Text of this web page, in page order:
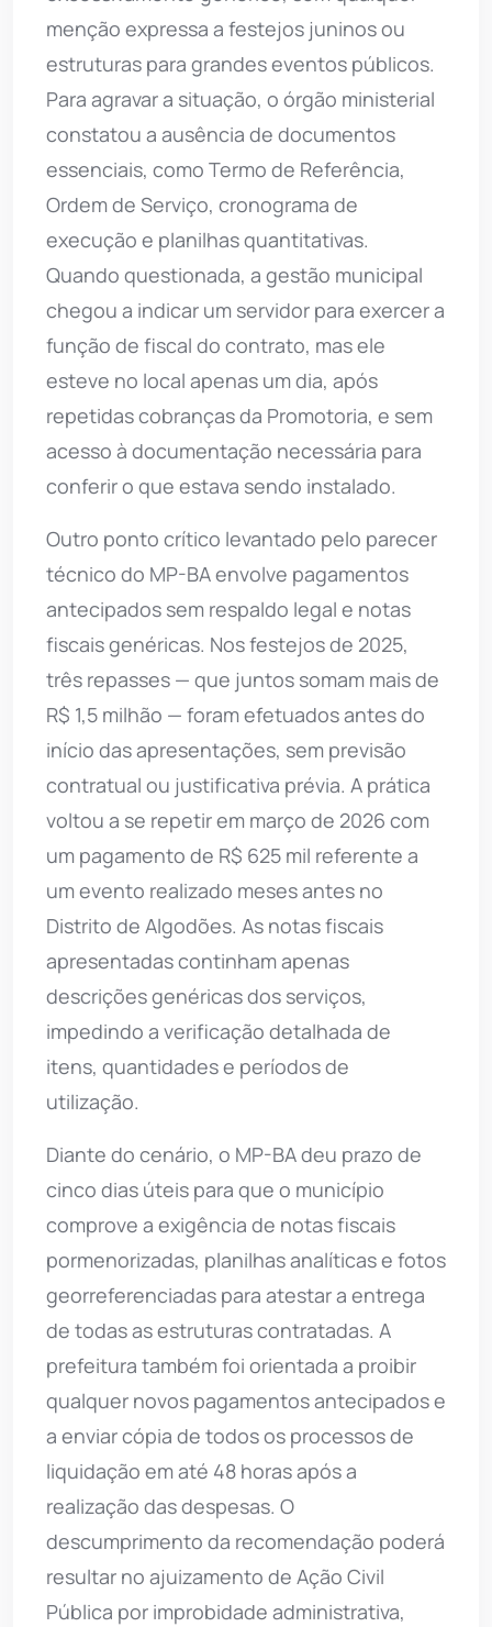
menção expressa a festejos juninos ou
estruturas para grandes eventos públicos.
Para agravar a situação, o órgão ministerial
constatou a ausência de documentos
essenciais, como Termo de Referência,
Ordem de Serviço, cronograma de
execução e planilhas quantitativas.
Quando questionada, a gestão municipal
chegou a indicar um servidor para exercer a
função de fiscal do contrato, mas ele
esteve no local apenas um dia, após
repetidas cobranças da Promotoria, e sem
acesso à documentação necessária para
conferir o que estava sendo instalado.
Outro ponto crítico levantado pelo parecer
técnico do MP-BA envolve pagamentos
antecipados sem respaldo legal e notas
fiscais genéricas. Nos festejos de 2025,
três repasses — que juntos somam mais de
R$ 1,5 milhão — foram efetuados antes do
início das apresentações, sem previsão
contratual ou justificativa prévia. A prática
voltou a se repetir em março de 2026 com
um pagamento de R$ 625 mil referente a
um evento realizado meses antes no
Distrito de Algodões. As notas fiscais
apresentadas continham apenas
descrições genéricas dos serviços,
impedindo a verificação detalhada de
itens, quantidades e períodos de
utilização.
Diante do cenário, o MP-BA deu prazo de
cinco dias úteis para que o município
comprove a exigência de notas fiscais
pormenorizadas, planilhas analíticas e fotos
georreferenciadas para atestar a entrega
de todas as estruturas contratadas. A
prefeitura também foi orientada a proibir
qualquer novos pagamentos antecipados e
a enviar cópia de todos os processos de
liquidação em até 48 horas após a
realização das despesas. O
descumprimento da recomendação poderá
resultar no ajuizamento de Ação Civil
Pública por improbidade administrativa,